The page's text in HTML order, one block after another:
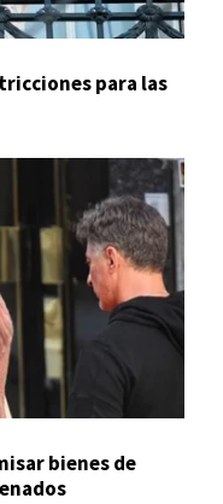
para las
bienes de